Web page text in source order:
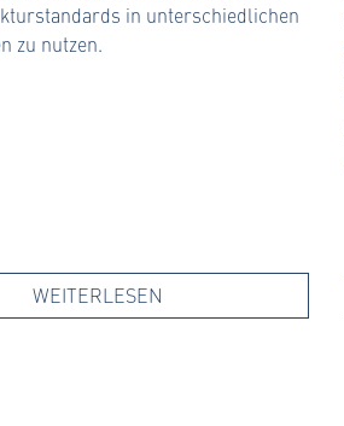
in unterschiedlichen
zu nutzen.
WEITERLESEN